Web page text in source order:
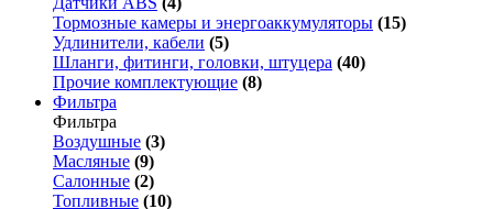
Тормозные камеры и энергоаккумуляторы (15)
Удлинители, кабели (5)
Шланги, фитинги, головки, штуцера (40)
Прочие комплектующие (8)
Фильтра
Фильтра
Воздушные (3)
Масляные (9)
Салонные (2)
Топливные (10)